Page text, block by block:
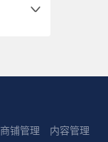
商铺管理 内容管理